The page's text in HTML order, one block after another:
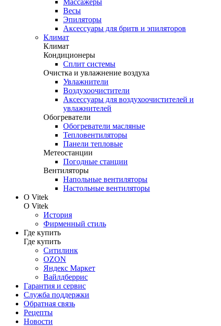
Массажеры
Весы
Эпиляторы
Аксессуары для бритв и эпиляторов
Климат
Климат
Кондиционеры
Сплит системы
Очистка и увлажнение воздуха
Увлажнители
Воздухоочистители
Аксессуары для воздухоочистителей и
увлажнителей
Обогреватели
Обогреватели масляные
Тепловентиляторы
Панели тепловые
Метеостанции
Погодные станции
Вентиляторы
Напольные вентиляторы
Настольные вентиляторы
О Vitek
О Vitek
История
Фирменный стиль
Где купить
Где купить
Ситилинк
OZON
Яндекс Маркет
Вайлдберрис
Гарантия и сервис
Служба поддержки
Обратная связь
Рецепты
Новости